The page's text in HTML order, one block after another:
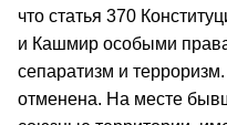
что статья 370
и Кашмир особыми
сепаратизм и
отменена. На месте